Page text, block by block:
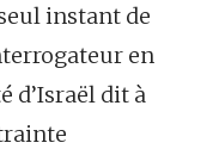
instant de
en
d’Israël dit à